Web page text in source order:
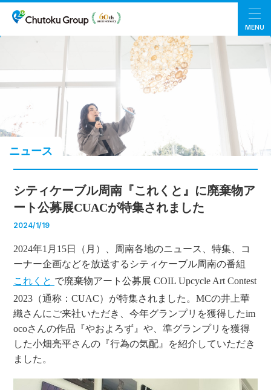
MENU
ニュース
シティケーブル周南『これくと』に廃棄物ア
ート公募展CUACが特集されました
2024/1/19
2024年1月15日（月）、周南各地のニュース、特集、コ
ーナー企画などを放送するシティケーブル周南の番組
これくと で廃棄物アート公募展 COIL Upcycle Art Contest
2023（通称：CUAC）が特集されました。MCの井上華
織さんにご来社いただき、今年グランプリを獲得したim
ocoさんの作品『やおよろず』や、準グランプリを獲得
した小畑亮平さんの『行為の気配』を紹介していただき
ました。